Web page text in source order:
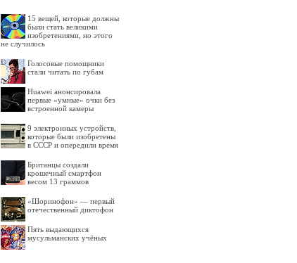
15 вещей, которые должны
были стать великими
изобретениями, но этого
не случилось
Голосовые помощники
стали читать по губам
Huawei анонсировала
первые «умные» очки без
встроенной камеры
9 электронных устройств,
которые были изобретены
в СССР и опередили время
Британцы создали
крошечный смартфон
весом 13 граммов
«Шоринофон» — первый
отечественный диктофон
Пять выдающихся
мусульманских учёных